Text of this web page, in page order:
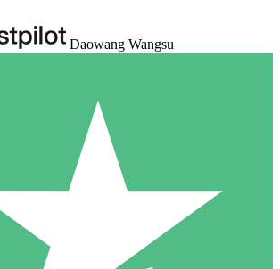
Daowang Wangsu